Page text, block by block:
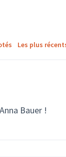
Les plus
Bauer !